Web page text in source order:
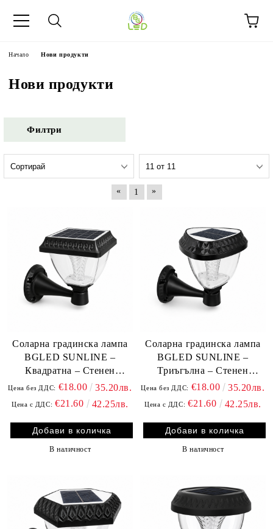
Начало Нови продукти
Нови продукти
Филтри
« 1 »
Соларна градинска лампа
BGLED SUNLINE –
Квадратна – Стенен
монтаж
Цена без ДДС: €18.00 35.20лв.
Цена с ДДС: €21.60 42.25лв.
В наличност
Соларна градинска лампа
BGLED SUNLINE –
Триъгълна – Стенен
монтаж
Цена без ДДС: €18.00 35.20лв.
Цена с ДДС: €21.60 42.25лв.
В наличност